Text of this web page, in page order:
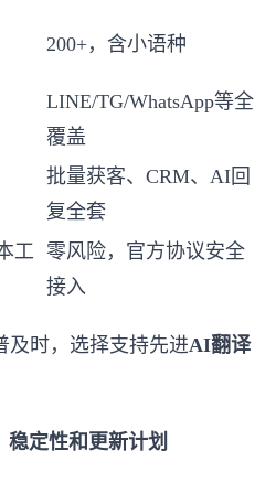
200+，含小语种
LINE/TG/WhatsApp等全
覆盖
批量获客、CRM、AI回
复全套
工
零风险，官方协议安全
接入
及时，选择支持先进AI翻译
定性和更新计划